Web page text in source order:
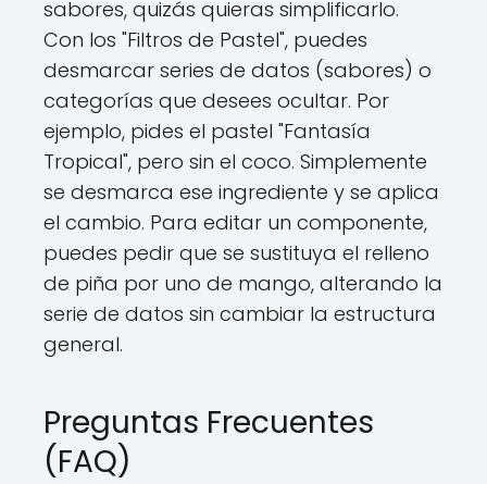
sabores, quizás quieras simplificarlo.
Con los "Filtros de Pastel", puedes
desmarcar series de datos (sabores) o
categorías que desees ocultar. Por
ejemplo, pides el pastel "Fantasía
Tropical", pero sin el coco. Simplemente
se desmarca ese ingrediente y se aplica
el cambio. Para editar un componente,
puedes pedir que se sustituya el relleno
de piña por uno de mango, alterando la
serie de datos sin cambiar la estructura
general.
Preguntas Frecuentes
(FAQ)